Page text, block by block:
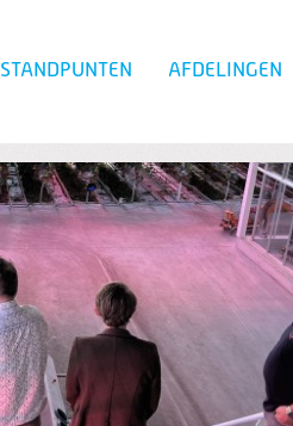
STANDPUNTEN AFDELINGEN
Zoeken